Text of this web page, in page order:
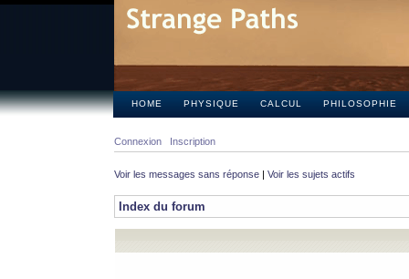
HOME PHYSIQUE CALCUL PHILOSOPHIE
Connexion Inscription
Voir les messages sans réponse | Voir les sujets actifs
Index du forum